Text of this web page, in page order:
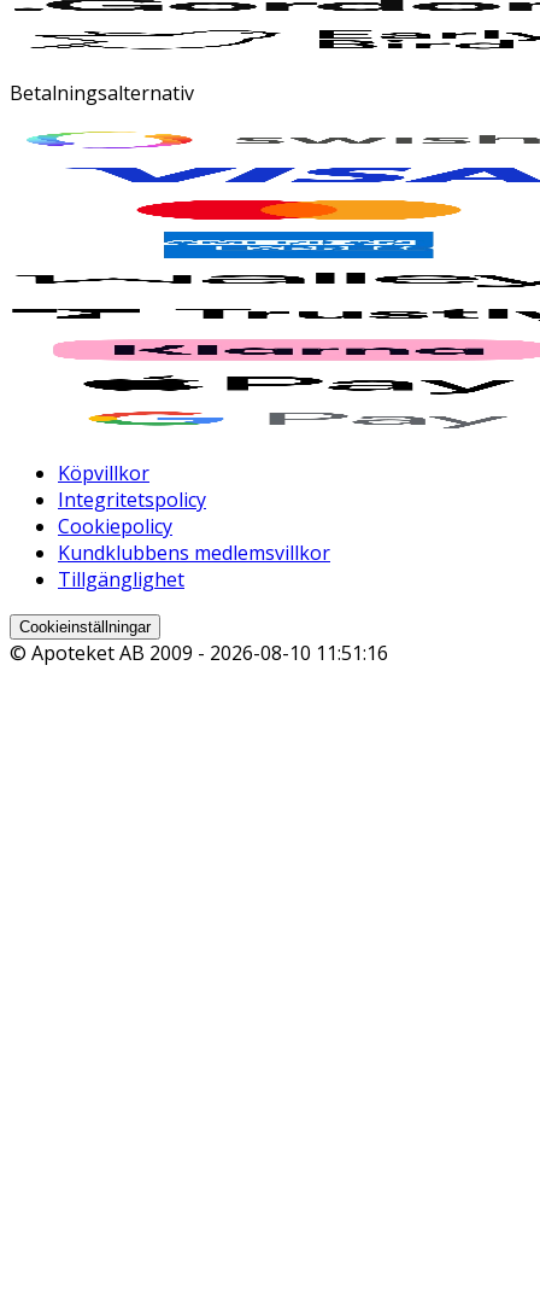
Betalningsalternativ
Köpvillkor
Integritetspolicy
Cookiepolicy
Kundklubbens medlemsvillkor
Tillgänglighet
Cookieinställningar
© Apoteket AB 2009 - 2026-08-10 11:51:16